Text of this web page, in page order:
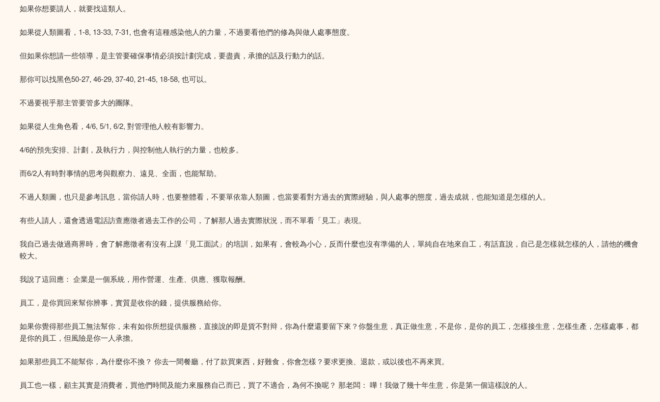
如果你想要請人，就要找這類人。
如果從人類圖看，1-8, 13-33, 7-31, 也會有這種感染他人的力量，不過要看他們的修為與做人處事態度。
但如果你想請一些領導，是主管要確保事情必須按計劃完成，要盡責，承擔的話及行動力的話。
那你可以找黑色50-27, 46-29, 37-40, 21-45, 18-58, 也可以。
不過要視乎那主管要管多大的團隊。
如果從人生角色看，4/6, 5/1, 6/2, 對管理他人較有影響力。
4/6的預先安排、計劃，及執行力，與控制他人執行的力量，也較多。
而6/2人有時對事情的思考與觀察力、遠見、全面，也能幫助。
不過人類圖，也只是參考訊息，當你請人時，也要整體看，不要單依靠人類圖，也當要看對方過去的實際經驗，與人處事的態度，過去成就，也能知道是怎樣的人。
有些人請人，還會透過電話訪查應徵者過去工作的公司，了解那人過去實際狀況，而不單看「見工」表現。
我自己過去做過商界時，會了解應徵者有沒有上課「見工面試」的培訓，如果有，會較為小心，反而什麼也沒有準備的人，單純自在地來自工，有話直說，自己是怎樣就怎樣的人，請他的機會
較大。
我說了這回應： 企業是一個系統，用作營運、生產、供應、獲取報酬。
員工，是你買回來幫你辨事，實質是收你的錢，提供服務給你。
如果你覺得那些員工無法幫你，未有如你所想提供服務，直接說的即是貨不對辩，你為什麼還要留下來？你盤生意，真正做生意，不是你，是你的員工，怎樣接生意，怎樣生產，怎樣處事，都
是你的員工，但風險是你一人承擔。
如果那些員工不能幫你，為什麼你不換？ 你去一間餐廳，付了款買東西，好難食，你會怎樣？要求更換、退款，或以後也不再來買。
員工也一樣，顧主其實是消費者，買他們時間及能力來服務自己而已，買了不適合，為何不換呢？ 那老闆： 嘩！我做了幾十年生意，你是第一個這樣說的人。